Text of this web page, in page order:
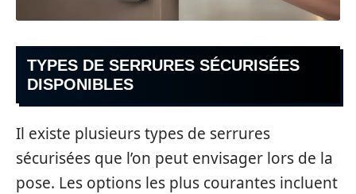
TYPES DE SERRURES SÉCURISÉES
DISPONIBLES
Il existe plusieurs types de serrures
sécurisées que l’on peut envisager lors de la
pose. Les options les plus courantes incluent